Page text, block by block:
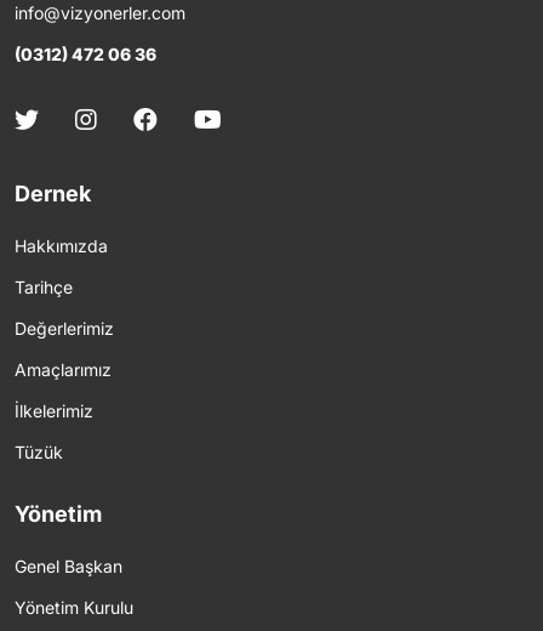
info@vizyonerler.com
(0312) 472 06 36
Dernek
Hakkımızda
Tarihçe
Değerlerimiz
Amaçlarımız
İlkelerimiz
Tüzük
Yönetim
Genel Başkan
Yönetim Kurulu